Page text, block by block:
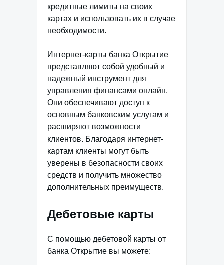
кредитные лимиты на своих
картах и использовать их в случае
необходимости.
Интернет-карты банка Открытие
представляют собой удобный и
надежный инструмент для
управления финансами онлайн.
Они обеспечивают доступ к
основным банковским услугам и
расширяют возможности
клиентов. Благодаря интернет-
картам клиенты могут быть
уверены в безопасности своих
средств и получить множество
дополнительных преимуществ.
Дебетовые карты
С помощью дебетовой карты от
банка Открытие вы можете: